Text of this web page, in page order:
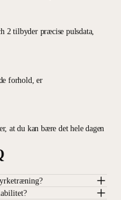
2 tilbyder præcise pulsdata,
forhold, er
at du kan bære det hele dagen